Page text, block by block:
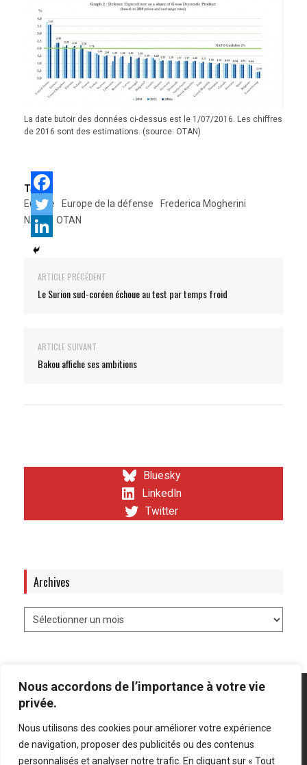
Nous accordons de l’importance à votre vie
privée.
Nous utilisons des cookies pour améliorer votre expérience
de navigation, proposer des publicités ou des contenus
personnalisés et analyser notre trafic. En cliquant sur « Tout
La date butoir des données ci-dessus est le 1/07/2016. Les chiffres
de 2016 sont des estimations. (source: OTAN)
Tags:
Europe
Europe de la défense
Frederica Mogherini
NATO
OTAN
ARTICLE PRÉCÉDENT
Le Surion sud-coréen échoue au test par temps froid
ARTICLE SUIVANT
Bakou affiche ses ambitions
Bluesky
LinkedIn
Twitter
Archives
Mentions légales Politique de confidentialité